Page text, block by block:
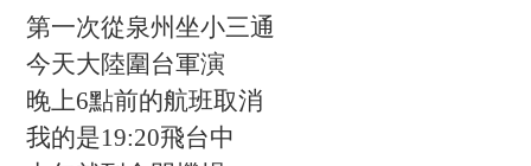
第一次從泉州坐小三通
今天大陸圍台軍演
晚上6點前的航班取消
我的是19:20飛台中